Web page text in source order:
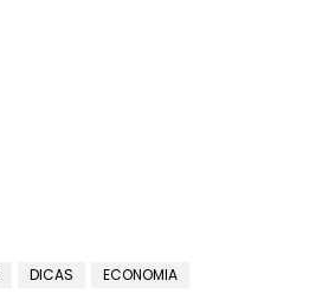
DICAS ECONOMIA